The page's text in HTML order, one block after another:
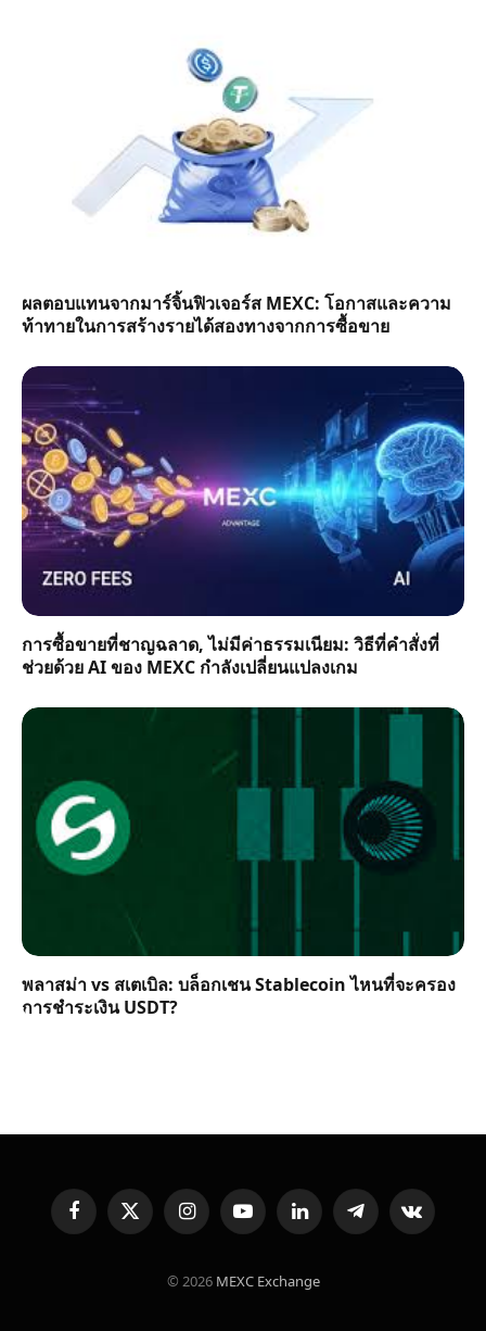
ผลตอบแทนจากมาร์จิ้นฟิวเจอร์ส MEXC: โอกาสและความ
ท้าทายในการสร้างรายได้สองทางจากการซื้อขาย
การซื้อขายที่ชาญฉลาด, ไม่มีค่าธรรมเนียม: วิธีที่คำสั่งที่
ช่วยด้วย AI ของ MEXC กำลังเปลี่ยนแปลงเกม
พลาสม่า vs สเตเบิล: บล็อกเชน Stablecoin ไหนที่จะครอง
การชำระเงิน USDT?
FacebookX
(Twitter)
InstagramYouTubeLinkedInTelegramVKontakte
© 2026 MEXC Exchange